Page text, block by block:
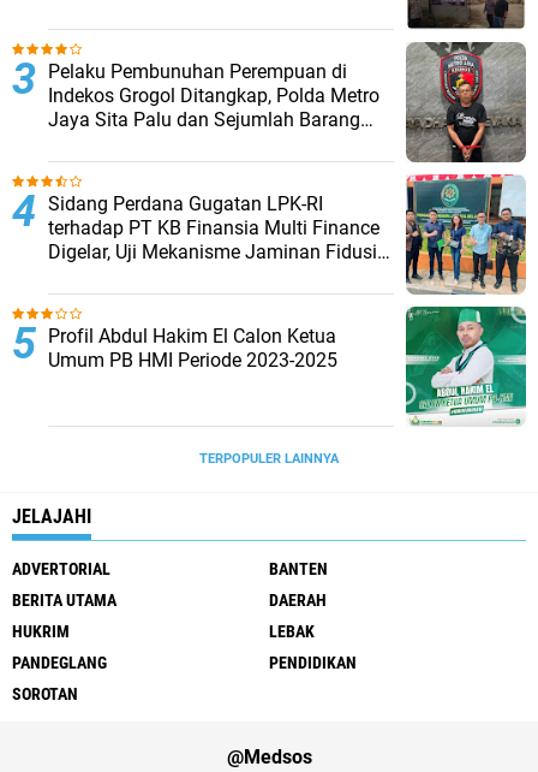
Pelaku Pembunuhan Perempuan di
Indekos Grogol Ditangkap, Polda Metro
Jaya Sita Palu dan Sejumlah Barang
Sidang Perdana Gugatan LPK-RI
terhadap PT KB Finansia Multi Finance
Digelar, Uji Mekanisme Jaminan Fidusia
Profil Abdul Hakim El Calon Ketua
Umum PB HMI Periode 2023-2025
TERPOPULER LAINNYA
JELAJAHI
ADVERTORIAL
BANTEN
BERITA UTAMA
DAERAH
HUKRIM
LEBAK
PANDEGLANG
PENDIDIKAN
SOROTAN
@Medsos